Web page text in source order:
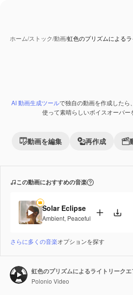
ホーム/ストック/動画/虹色のプリズムによる
Premium
AI 動画生成ツールで独自の動画を作成したら
使って素晴らしいボイスオーバー
動画を編集 再作成
この動画におすすめの音楽
Solar Eclipse
Ambient, Peaceful
さらに多くの音楽オプションを探す
Polonio Video